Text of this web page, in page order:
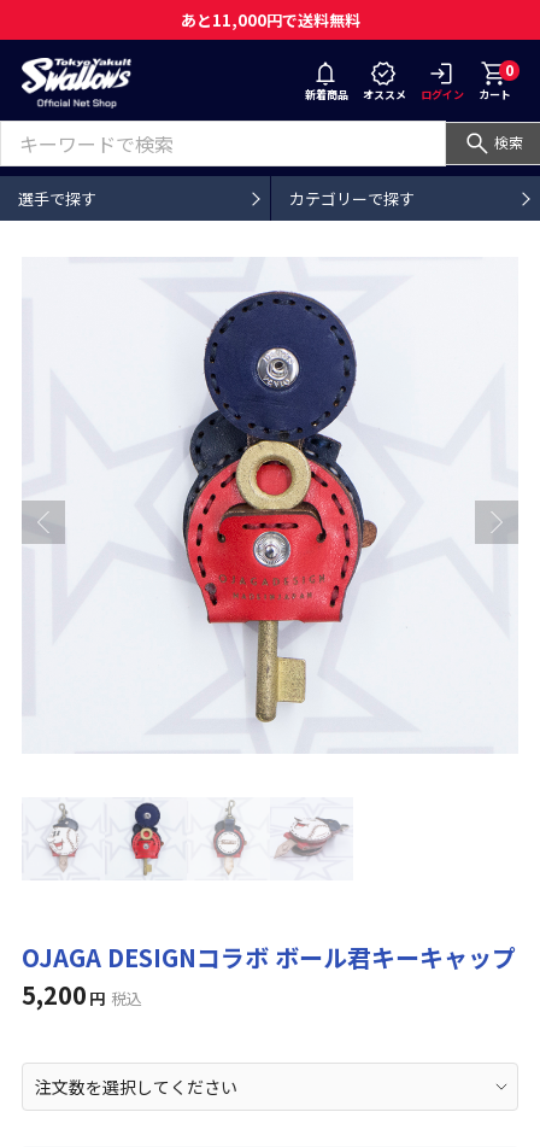
あと11,000円で送料無料
新着商品 オススメ ログイン
0
カート
検索
選手で探す カテゴリーで探す
OJAGA DESIGNコラボ ボール君キーキャップ
5,200 円 税込